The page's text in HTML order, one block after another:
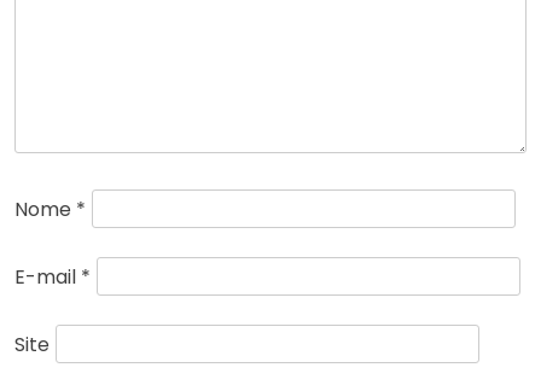
Nome *
E-mail *
Site